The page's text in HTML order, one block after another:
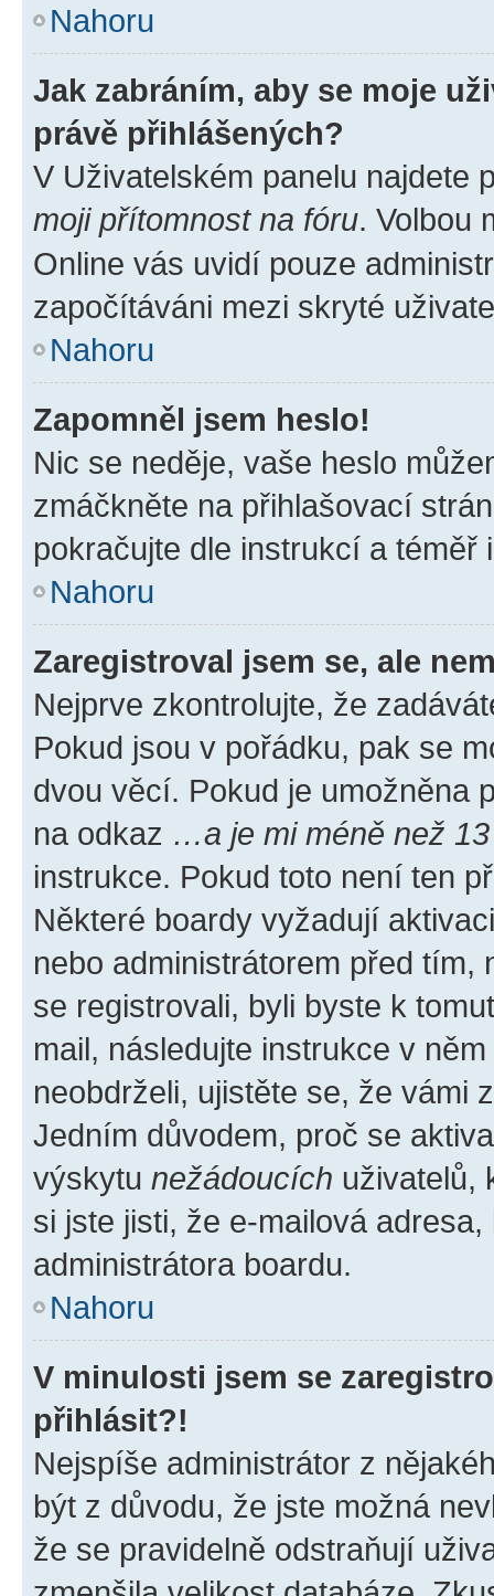
Nahoru
Jak zabráním, aby se moje
právě přihlášených?
V Uživatelském panelu najdete
moji přítomnost na fóru. Volbou
Online vás uvidí pouze
započítáváni mezi skryté
Nahoru
Zapomněl jsem heslo!
Nic se neděje, vaše heslo
zmáčkněte na přihlašovací
pokračujte dle instrukcí a téměř
Nahoru
Zaregistroval jsem se, ale
Nejprve zkontrolujte, že
Pokud jsou v pořádku, pak se
dvou věcí. Pokud je umožněna
na odkaz …a je mi méně než
instrukce. Pokud toto není ten
Některé boardy vyžadují
nebo administrátorem před tím,
se registrovali, byli byste k
mail, následujte instrukce v
neobdrželi, ujistěte se, že vámi
Jedním důvodem, proč se
výskytu nežádoucích uživatelů,
si jste jisti, že e-mailová
administrátora boardu.
Nahoru
V minulosti jsem se
přihlásit?!
Nejspíše administrátor z
být z důvodu, že jste možná
že se pravidelně odstraňují